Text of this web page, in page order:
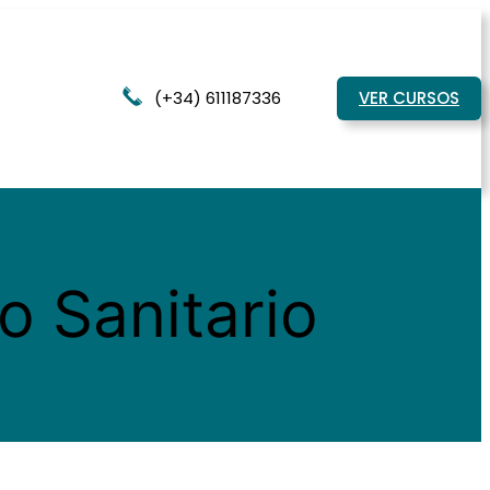
(+34) 611187336 VER CURSOS
Sanitario